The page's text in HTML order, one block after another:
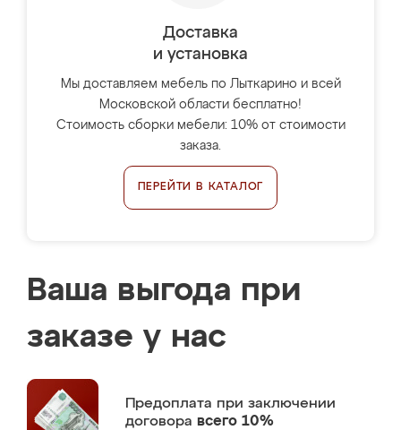
Доставка
и установка
Мы доставляем мебель по Лыткарино и всей
Московской области бесплатно!
Стоимость сборки мебели: 10% от стоимости
заказа.
ПЕРЕЙТИ В КАТАЛОГ
Ваша выгода при
заказе у нас
Предоплата при заключении
договора всего 10%